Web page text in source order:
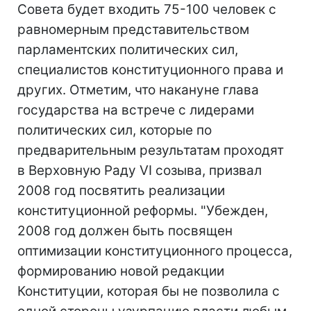
Совета будет входить 75-100 человек с
равномерным представительством
парламентских политических сил,
специалистов конституционного права и
других. Отметим, что накануне глава
государства на встрече с лидерами
политических сил, которые по
предварительным результатам проходят
в Верховную Раду VI созыва, призвал
2008 год посвятить реализации
конституционной реформы. "Убежден,
2008 год должен быть посвящен
оптимизации конституционного процесса,
формированию новой редакции
Конституции, которая бы не позволила с